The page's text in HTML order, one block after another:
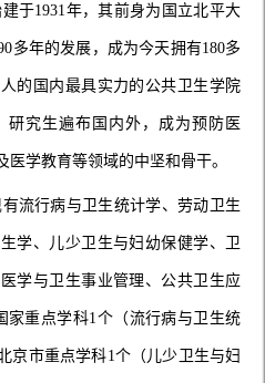
于1931年，其前身为国立北平大
多年的发展，成为今天拥有180多
的国内最具实力的公共卫生学院
研究生遍布国内外，成为预防医
学教育等领域的中坚和骨干。
流行病与卫生统计学、劳动卫生
学、儿少卫生与妇幼保健学、卫
学与卫生事业管理、公共卫生应
家重点学科1个（流行病与卫生统
京市重点学科1个（儿少卫生与妇